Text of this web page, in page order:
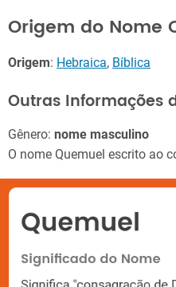
Origem do Nome
Origem: Hebraica, Bíblica
Outras Informações
Gênero: nome masculino
O nome Quemuel escrito ao